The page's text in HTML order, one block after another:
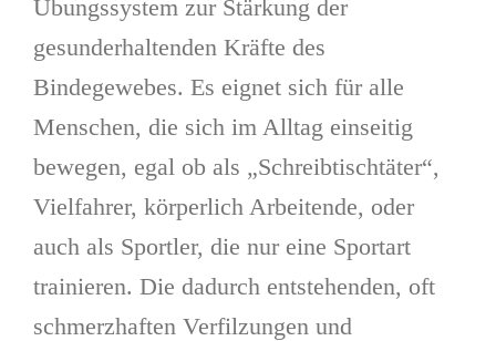
Übungssystem zur Stärkung der
gesunderhaltenden Kräfte des
Bindegewebes. Es eignet sich für alle
Menschen, die sich im Alltag einseitig
bewegen, egal ob als „Schreibtischtäter“,
Vielfahrer, körperlich Arbeitende, oder
auch als Sportler, die nur eine Sportart
trainieren. Die dadurch entstehenden, oft
schmerzhaften Verfilzungen und